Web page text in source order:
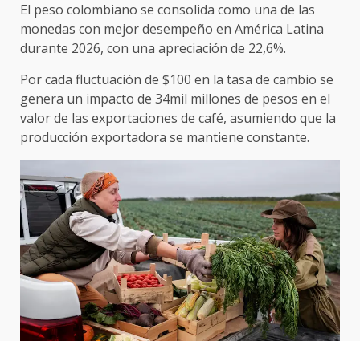
El peso colombiano se consolida como una de las
monedas con mejor desempeño en América Latina
durante 2026, con una apreciación de 22,6%.
Por cada fluctuación de $100 en la tasa de cambio se
genera un impacto de 34mil millones de pesos en el
valor de las exportaciones de café, asumiendo que la
producción exportadora se mantiene constante.